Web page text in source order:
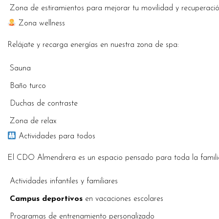
Zona de estiramientos para mejorar tu movilidad y
Zona wellness
Relájate y recarga energías en nuestra zona de spa:
Sauna
Baño turco
Duchas de contraste
Zona de relax
Actividades para todos
El CDO Almendrera es un espacio pensado para toda la
Actividades infantiles y familiares
Campus deportivos en vacaciones escolares
Programas de entrenamiento personalizado